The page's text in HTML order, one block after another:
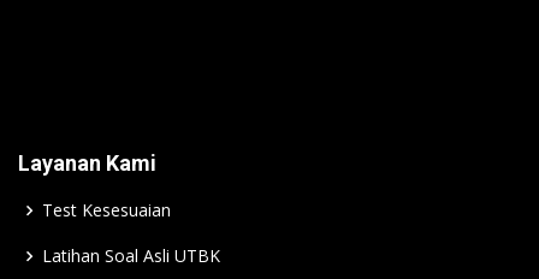
Layanan Kami
Test Kesesuaian
Latihan Soal Asli UTBK